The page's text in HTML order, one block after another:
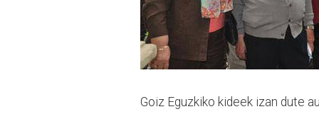
Goiz Eguzkiko kideek izan dute